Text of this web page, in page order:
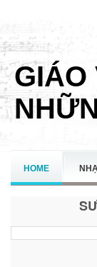
GIÁO
HOME